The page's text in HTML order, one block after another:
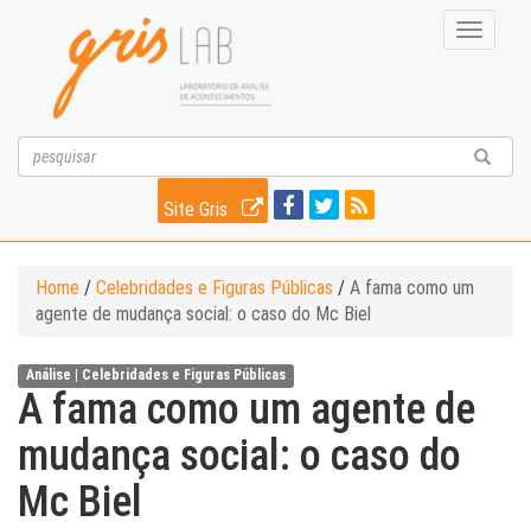
Toggle
Site Gris
Home / Celebridades e Figuras Públicas / A fama como um
agente de mudança social: o caso do Mc Biel
Análise | Celebridades e Figuras Públicas
A fama como um agente de
mudança social: o caso do
Mc Biel